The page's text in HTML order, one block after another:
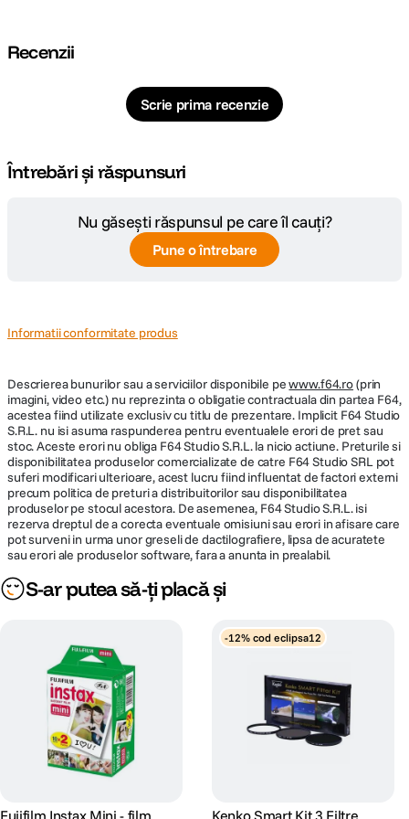
Un parasolar de obiectiv poate fi atasat cu filtrul Kenko PRO1D+ INSTANT
ACTION atasat la obiectiv.
CADRU CU PROFIL REDUS
Inelul adaptor are un design special cu profil redus, care permite utilizarea
filtrelor Kenko PRO1D+ INSTANT ACTION chiar si pe obiective cu unghi
foarte larg, fara vignetari.
Note:
Deoarece sistemul de inel adaptor si inel de conversie Kenko PRO1D+
INSTANT ACTION este utilizat impreuna cu filtrul, cadrul total devine mai
gros. Va rugam sa tineti cont de riscul de vignetare dupa cum urmeaza:
Obiective cu unghi larg de dimensiuni APS-C cu o distanta focala mai mica
de 14 mm
Obiectivele cu unghi larg de tip Full Frame la o distanta focala mai mica de
Kenko Pro1D+ Instant Action Filtru Polarizare Circulara
Recenzii
Scrie prima recenzie
Întrebări și răspunsuri
Nu găsești răspunsul pe care îl cauți?
Pune o întrebare
Informatii conformitate produs
Descrierea bunurilor sau a serviciilor disponibile pewww.f64.ro(prin
imagini, video etc.) nu reprezinta o obligatie contractuala din partea F64,
acestea fiind utilizate exclusiv cu titlu de prezentare. Implicit F64 Studio
S.R.L. nu isi asuma raspunderea pentru eventualele erori de pret sau
stoc. Aceste erori nu obliga F64 Studio S.R.L. la nicio actiune. Preturile si
disponibilitatea produselor comercializate de catre F64 Studio SRL pot
suferi modificari ulterioare, acest lucru fiind influentat de factori externi
precum politica de preturi a distribuitorilor sau disponibilitatea
produselor pe stocul acestora. De asemenea, F64 Studio S.R.L. isi
rezerva dreptul de a corecta eventuale omisiuni sau erori in afisare care
pot surveni in urma unor greseli de dactilografiere, lipsa de acuratete
sau erori ale produselor software, fara a anunta in prealabil.
S-ar putea să-ți placă și
Fujifilm Instax Mini - film
-12% cod eclipsa12
Kenko Smart Kit 3 Filtre